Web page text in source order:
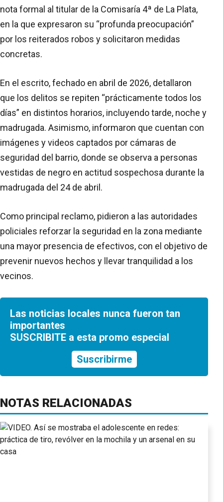
nota formal al titular de la Comisaría 4ª de La Plata,
en la que expresaron su “profunda preocupación”
por los reiterados robos y solicitaron medidas
concretas.
En el escrito, fechado en abril de 2026, detallaron
que los delitos se repiten “prácticamente todos los
días” en distintos horarios, incluyendo tarde, noche y
madrugada. Asimismo, informaron que cuentan con
imágenes y videos captados por cámaras de
seguridad del barrio, donde se observa a personas
vestidas de negro en actitud sospechosa durante la
madrugada del 24 de abril.
Como principal reclamo, pidieron a las autoridades
policiales reforzar la seguridad en la zona mediante
una mayor presencia de efectivos, con el objetivo de
prevenir nuevos hechos y llevar tranquilidad a los
vecinos.
Las noticias locales nunca fueron tan
importantes
SUSCRIBITE a esta promo especial
Suscribirme
NOTAS RELACIONADAS